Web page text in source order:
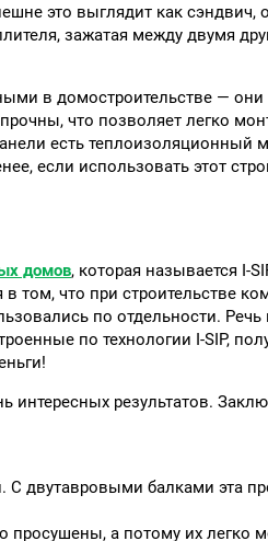
это выглядит как сэндвич,
зажатая между двумя
в домостроительстве —
что позволяет легко
есть теплоизоляционный
если использовать этот
домов, которая называется I-
том, что при строительстве
по отдельности. Речь
по технологии I-SIP,
результатов.
С двутавровыми балками эта
а потому их легко